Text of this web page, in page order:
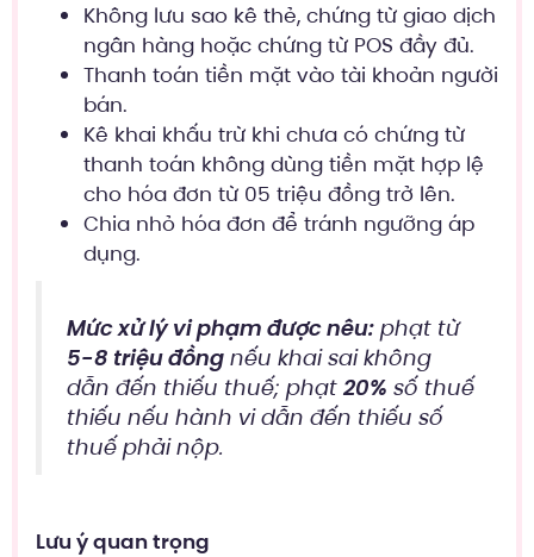
Không lưu sao kê thẻ, chứng từ giao dịch
ngân hàng hoặc chứng từ POS đầy đủ.
Thanh toán tiền mặt vào tài khoản người
bán.
Kê khai khấu trừ khi chưa có chứng từ
thanh toán không dùng tiền mặt hợp lệ
cho hóa đơn từ 05 triệu đồng trở lên.
Chia nhỏ hóa đơn để tránh ngưỡng áp
dụng.
Mức xử lý vi phạm được nêu:phạt từ
5-8 triệu đồngnếu khai sai không
dẫn đến thiếu thuế; phạt 20% số thuế
thiếu nếu hành vi dẫn đến thiếu số
thuế phải nộp.
Lưu ý quan trọng